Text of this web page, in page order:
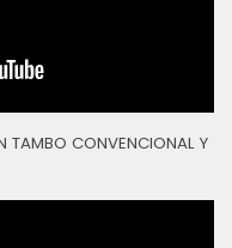
TAMBO CONVENCIONAL Y